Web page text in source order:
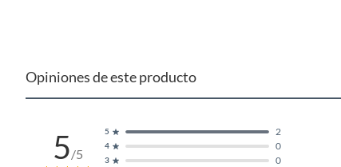
Opiniones de este producto
5/5 3 0
4 0
5 2